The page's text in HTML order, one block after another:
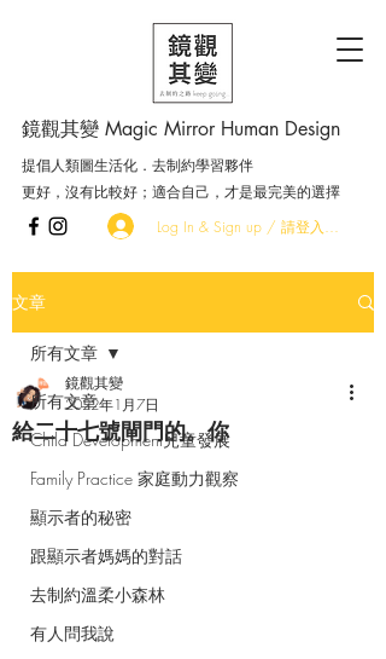
鏡觀其變 Magic Mirror Human Design
提倡人類圖生活化．去制約學習夥伴
更好，沒有比較好；適合自己，才是最完美的選擇
Log In & Sign up / 請登入．加入會員
文章
所有文章
Child Development兒童發展
Family Practice 家庭動力觀察
顯示者的秘密
跟顯示者媽媽的對話
去制約溫柔小森林
有人問我說
所有文章
給二十七號閘門的。你
鏡觀其變
2022年1月7日